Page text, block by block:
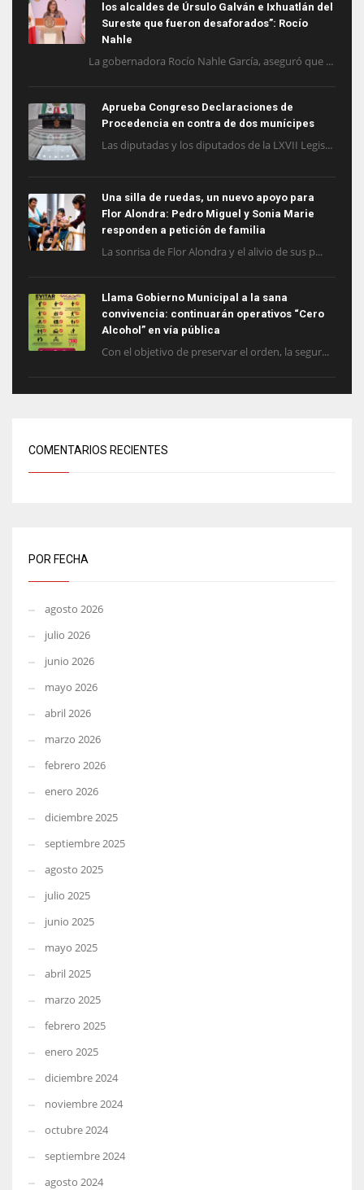
los alcaldes de Úrsulo Galván e Ixhuatlán del
Sureste que fueron desaforados”: Rocío
Nahle
La gobernadora Rocío Nahle García, aseguró que ...
Aprueba Congreso Declaraciones de
Procedencia en contra de dos munícipes
Las diputadas y los diputados de la LXVII Legis...
Una silla de ruedas, un nuevo apoyo para
Flor Alondra: Pedro Miguel y Sonia Marie
responden a petición de familia
La sonrisa de Flor Alondra y el alivio de sus p...
Llama Gobierno Municipal a la sana
convivencia: continuarán operativos “Cero
Alcohol” en vía pública
Con el objetivo de preservar el orden, la segur...
COMENTARIOS RECIENTES
POR FECHA
agosto 2026
julio 2026
junio 2026
mayo 2026
abril 2026
marzo 2026
febrero 2026
enero 2026
diciembre 2025
septiembre 2025
agosto 2025
julio 2025
junio 2025
mayo 2025
abril 2025
marzo 2025
febrero 2025
enero 2025
diciembre 2024
noviembre 2024
octubre 2024
septiembre 2024
agosto 2024